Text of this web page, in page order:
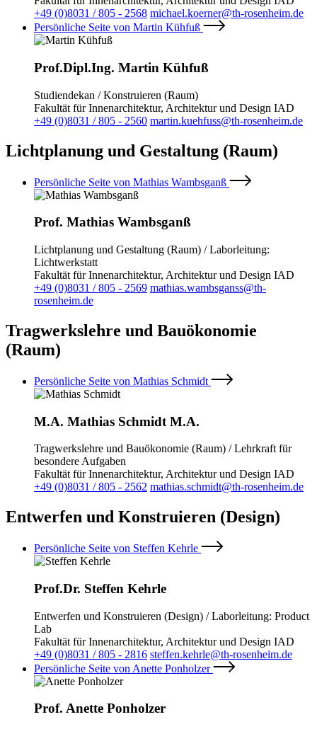
+49 (0)8031 / 805 - 2568 michael.koerner@th-rosenheim.de
Persönliche Seite von Martin Kühfuß
Prof.Dipl.Ing. Martin Kühfuß
Studiendekan / Konstruieren (Raum)
Fakultät für Innenarchitektur, Architektur und Design IAD
+49 (0)8031 / 805 - 2560 martin.kuehfuss@th-rosenheim.de
Lichtplanung und Gestaltung (Raum)
Persönliche Seite von Mathias Wambsganß
Prof. Mathias Wambsganß
Lichtplanung und Gestaltung (Raum) / Laborleitung:
Lichtwerkstatt
Fakultät für Innenarchitektur, Architektur und Design IAD
+49 (0)8031 / 805 - 2569 mathias.wambsganss@th-
rosenheim.de
Tragwerkslehre und Bauökonomie
(Raum)
Persönliche Seite von Mathias Schmidt
M.A. Mathias Schmidt M.A.
Tragwerkslehre und Bauökonomie (Raum) / Lehrkraft für
besondere Aufgaben
Fakultät für Innenarchitektur, Architektur und Design IAD
+49 (0)8031 / 805 - 2562 mathias.schmidt@th-rosenheim.de
Entwerfen und Konstruieren (Design)
Persönliche Seite von Steffen Kehrle
Prof.Dr. Steffen Kehrle
Entwerfen und Konstruieren (Design) / Laborleitung: Product
Lab
Fakultät für Innenarchitektur, Architektur und Design IAD
+49 (0)8031 / 805 - 2816 steffen.kehrle@th-rosenheim.de
Persönliche Seite von Anette Ponholzer
Prof. Anette Ponholzer